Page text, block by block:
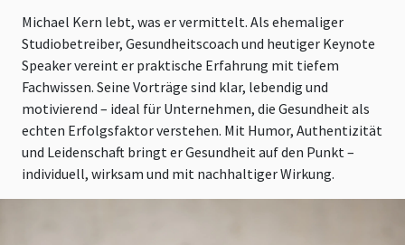
Michael Kern lebt, was er vermittelt. Als ehemaliger
Studiobetreiber, Gesundheitscoach und heutiger Keynote
Speaker vereint er praktische Erfahrung mit tiefem
Fachwissen. Seine Vorträge sind klar, lebendig und
motivierend – ideal für Unternehmen, die Gesundheit als
echten Erfolgsfaktor verstehen. Mit Humor, Authentizität
und Leidenschaft bringt er Gesundheit auf den Punkt –
individuell, wirksam und mit nachhaltiger Wirkung.